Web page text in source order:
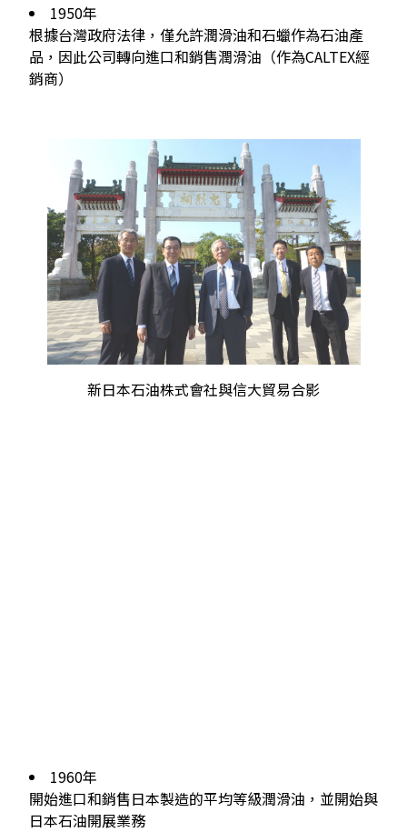
1950年
根據台灣政府法律，僅允許潤滑油和石蠟作為石油產
品，因此公司轉向進口和銷售潤滑油（作為CALTEX經
銷商）
新日本石油株式會社與信大貿易合影
1960年
開始進口和銷售日本製造的平均等級潤滑油，並開始與
日本石油開展業務